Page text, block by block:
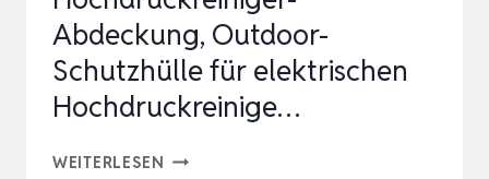
Abdeckung, Outdoor-
Schutzhülle für elektrischen
Hochdruckreinige…
WEITERLESEN WASSERDICHTE